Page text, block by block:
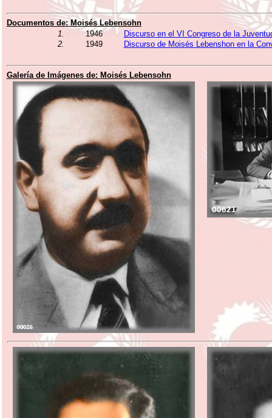
Documentos de: Moisés Lebensohn
1.
1946
Discurso en el VI Congreso de la
2.
1949 Discurso de Moisés Lebenshon en la
Galería de Imágenes de: Moisés Lebensohn